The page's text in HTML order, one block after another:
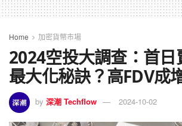
Home 加密貨幣市場
2024空投大調查：首日
最大化秘訣？高FDV成
by 深潮 Techflow 2024-10-02